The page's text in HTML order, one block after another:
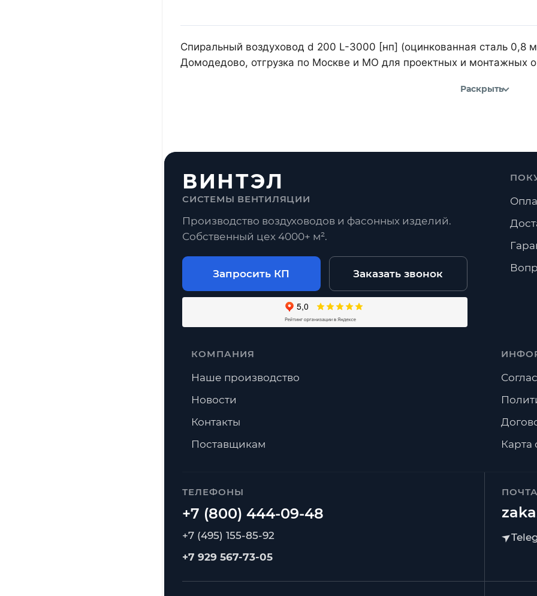
Спиральный воздуховод d 200 L-3000 [нп] (оцинкованная сталь
Домодедово, отгрузка по Москве и МО для проектных и монтажных
Раскрыть
ВИНТЭЛ
СИСТЕМЫ ВЕНТИЛЯЦИИ
Производство воздуховодов и фасонных изделий.
Собственный цех 4000+ м².
Запросить КП Заказать звонок
ТЕЛЕФОНЫ
+7 (495) 155-85-92
+7 929 567-73-05
КОМПАНИЯ
Наше производство
Новости
Контакты
Поставщикам
Карта